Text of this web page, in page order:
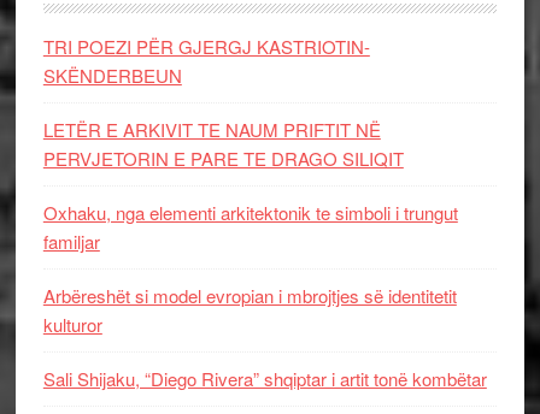
TRI POEZI PËR GJERGJ KASTRIOTIN-
SKËNDERBEUN
LETËR E ARKIVIT TE NAUM PRIFTIT NË
PERVJETORIN E PARE TE DRAGO SILIQIT
Oxhaku, nga elementi arkitektonik te simboli i trungut
familjar
Arbëreshët si model evropian i mbrojtjes së identitetit
kulturor
Sali Shijaku, “Diego Rivera” shqiptar i artit tonë kombëtar